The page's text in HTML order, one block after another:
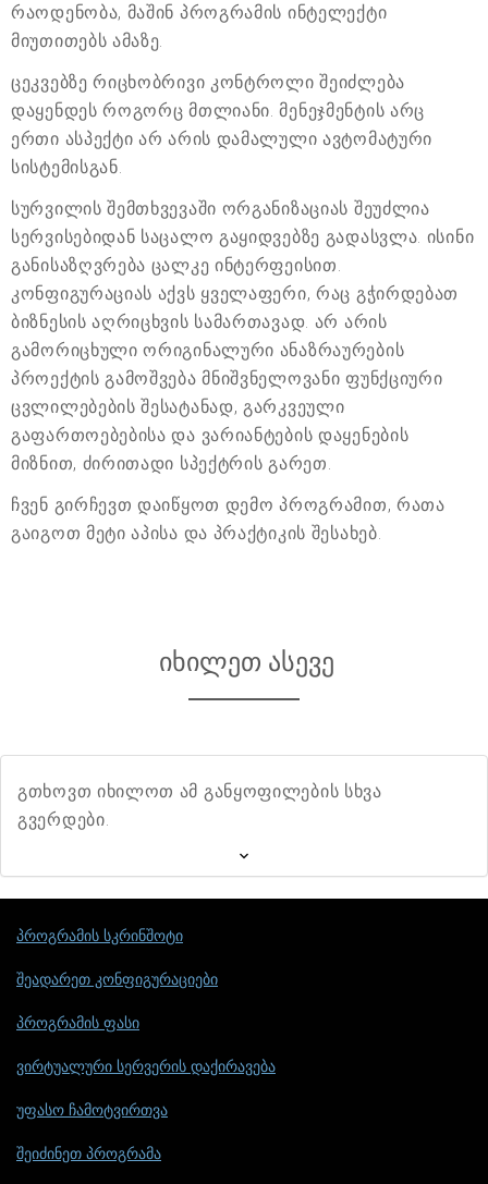
რაოდენობა, მაშინ პროგრამის ინტელექტი
მიუთითებს ამაზე.
ცეკვებზე რიცხობრივი კონტროლი შეიძლება
დაყენდეს როგორც მთლიანი. მენეჯმენტის არც
ერთი ასპექტი არ არის დამალული ავტომატური
სისტემისგან.
სურვილის შემთხვევაში ორგანიზაციას შეუძლია
სერვისებიდან საცალო გაყიდვებზე გადასვლა. ისინი
განისაზღვრება ცალკე ინტერფეისით.
კონფიგურაციას აქვს ყველაფერი, რაც გჭირდებათ
ბიზნესის აღრიცხვის სამართავად. არ არის
გამორიცხული ორიგინალური ანაზრაურების
პროექტის გამოშვება მნიშვნელოვანი ფუნქციური
ცვლილებების შესატანად, გარკვეული
გაფართოებებისა და ვარიანტების დაყენების
მიზნით, ძირითადი სპექტრის გარეთ.
ჩვენ გირჩევთ დაიწყოთ დემო პროგრამით, რათა
გაიგოთ მეტი აპისა და პრაქტიკის შესახებ.
იხილეთ ასევე
გთხოვთ იხილოთ ამ განყოფილების სხვა
გვერდები.
პროგრამის სკრინშოტი
შეადარეთ კონფიგურაციები
პროგრამის ფასი
ვირტუალური სერვერის დაქირავება
უფასო ჩამოტვირთვა
შეიძინეთ პროგრამა